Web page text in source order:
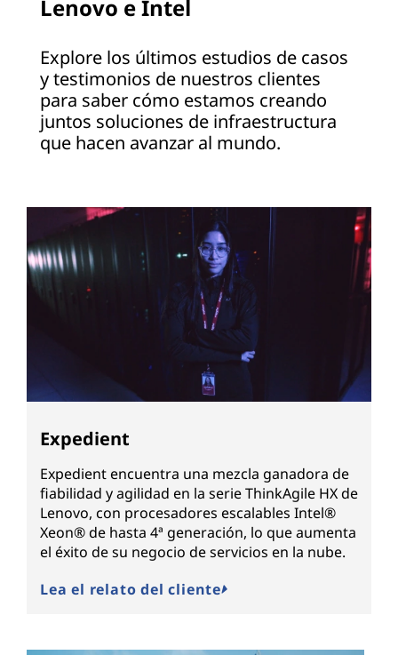
Lenovo e Intel
Explore los últimos estudios de casos
y testimonios de nuestros clientes
para saber cómo estamos creando
juntos soluciones de infraestructura
que hacen avanzar al mundo.
Expedient
Expedient encuentra una mezcla ganadora de
fiabilidad y agilidad en la serie ThinkAgile HX de
Lenovo, con procesadores escalables Intel®
Xeon® de hasta 4ª generación, lo que aumenta
el éxito de su negocio de servicios en la nube.
Lea el relato del cliente